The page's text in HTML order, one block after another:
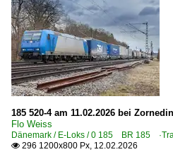
185 520-4 am 11.02.2026 bei
Flo Weiss
Dänemark / E-Loks / 0 185 BR 185
 296 1200x800 Px, 12.02.2026